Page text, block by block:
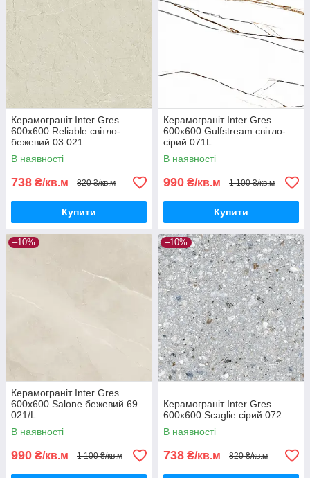
Керамограніт Inter Gres
600x600 Reliable світло-
бежевий 03 021
В наявності
738 ₴/кв.м 820 ₴/кв.м
Купити
Керамограніт Inter Gres
600x600 Gulfstream світло-
сірий 071L
В наявності
990 ₴/кв.м 1 100 ₴/кв.м
Купити
–10%
Керамограніт Inter Gres
600x600 Salone бежевий 69
021/L
В наявності
990 ₴/кв.м 1 100 ₴/кв.м
–10%
Керамограніт Inter Gres
600x600 Scaglie сірий 072
В наявності
738 ₴/кв.м 820 ₴/кв.м